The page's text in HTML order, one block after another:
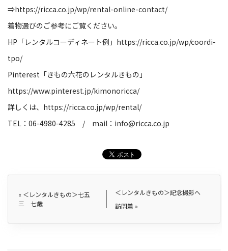
⇒https://ricca.co.jp/wp/rental-online-contact/
着物選びのご参考にご覧ください。
HP 「レンタルコーディネート例」 https://ricca.co.jp/wp/coordi-
tpo/
Pinterest 「きもの六花のレンタルきもの」
https://www.pinterest.jp/kimonoricca/
詳しくは、 https://ricca.co.jp/wp/rental/
TEL ： 06-4980-4285 / mail ： info@ricca.co.jp
« ＜レンタルきもの＞七五
三 七歳
＜レンタルきもの＞記念撮影へ
訪問着 »